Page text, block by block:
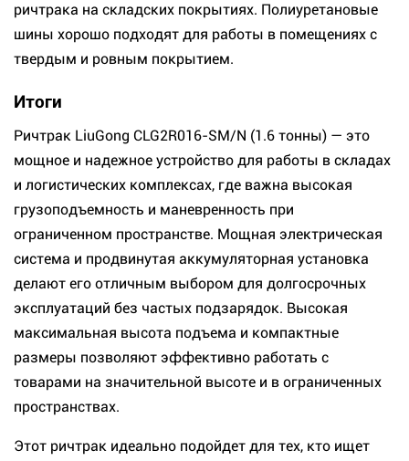
ричтрака на складских покрытиях. Полиуретановые
шины хорошо подходят для работы в помещениях с
твердым и ровным покрытием.
Итоги
Ричтрак LiuGong CLG2R016-SM/N (1.6 тонны) — это
мощное и надежное устройство для работы в складах
и логистических комплексах, где важна высокая
грузоподъемность и маневренность при
ограниченном пространстве. Мощная электрическая
система и продвинутая аккумуляторная установка
делают его отличным выбором для долгосрочных
эксплуатаций без частых подзарядок. Высокая
максимальная высота подъема и компактные
размеры позволяют эффективно работать с
товарами на значительной высоте и в ограниченных
пространствах.
Этот ричтрак идеально подойдет для тех, кто ищет